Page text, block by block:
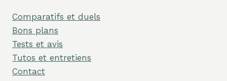
Comparatifs et duels
Bons plans
Tests et avis
Tutos et entretiens
Contact